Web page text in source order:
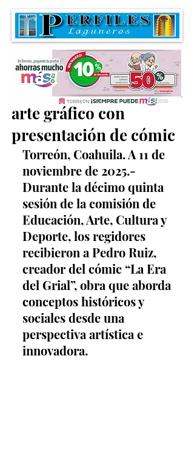
Fomentan la lectura y el
arte gráfico con
presentación de cómic
Torreón, Coahuila. A 11 de
noviembre de 2025.-
Durante la décimo quinta
sesión de la comisión de
Educación, Arte, Cultura y
Deporte, los regidores
recibieron a Pedro Ruiz,
creador del cómic “La Era
del Grial”, obra que aborda
conceptos históricos y
sociales desde una
perspectiva artística e
innovadora.